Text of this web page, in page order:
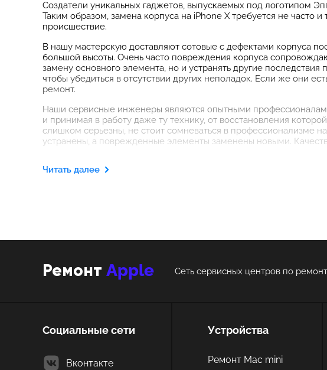
Создатели уникальных гаджетов, выпускаемых под логотипом
Таким образом, замена корпуса на iPhone X требуется не часто
происшествие.
В нашу мастерскую доставляют сотовые с дефектами корпуса
большой высоты. Очень часто повреждения корпуса
замену основного элемента, но и устранять другие
чтобы убедиться в отсутствии других неполадок. Если же они
ремонт.
Наши сервисные инженеры являются опытными
и принимая в работу даже ту технику, от восстановления
слишком серьезны, не стоит сомневаться в профессионализме
устранены, а поврежденные элементы заменены новыми.
Читать далее
Ремонт Apple Сеть сервисных центров по
Социальные сети
Вконтакте
Устройства
Ремонт Mac mini